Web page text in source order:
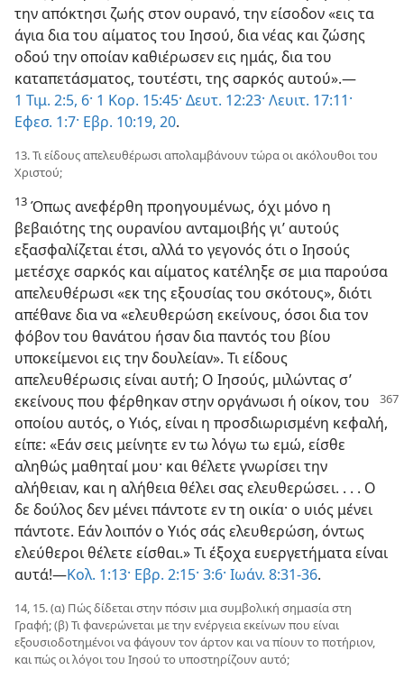
την απόκτησι ζωής στον ουρανό, την είσοδον «εις τα
άγια δια του αίματος του Ιησού, δια νέας και ζώσης
οδού την οποίαν καθιέρωσεν εις ημάς, δια του
καταπετάσματος, τουτέστι, της σαρκός αυτού».—
1 Τιμ. 2:5, 6· 1 Κορ. 15:45· Δευτ. 12:23· Λευιτ. 17:11·
Εφεσ. 1:7· Εβρ. 10:19, 20.
13. Τι είδους απελευθέρωσι απολαμβάνουν τώρα οι ακόλουθοι του
Χριστού;
13 Όπως ανεφέρθη προηγουμένως, όχι μόνο η
βεβαιότης της ουρανίου ανταμοιβής γι’ αυτούς
εξασφαλίζεται έτσι, αλλά το γεγονός ότι ο Ιησούς
μετέσχε σαρκός και αίματος κατέληξε σε μια παρούσα
απελευθέρωσι «εκ της εξουσίας του σκότους», διότι
απέθανε δια να «ελευθερώση εκείνους, όσοι δια τον
φόβον του θανάτου ήσαν δια παντός του βίου
υποκείμενοι εις την δουλείαν». Τι είδους
απελευθέρωσις είναι αυτή; Ο Ιησούς, μιλώντας σ’
εκείνους που φέρθηκαν στην οργάνωσι ή οίκον, του
οποίου αυτός, ο Υιός, είναι η προσδιωρισμένη κεφαλή,
είπε: «Εάν σεις μείνητε εν τω λόγω τω εμώ, είσθε
αληθώς μαθηταί μου· και θέλετε γνωρίσει την
αλήθειαν, και η αλήθεια θέλει σας ελευθερώσει. . . . Ο
δε δούλος δεν μένει πάντοτε εν τη οικία· ο υιός μένει
πάντοτε. Εάν λοιπόν ο Υιός σάς ελευθερώση, όντως
ελεύθεροι θέλετε είσθαι.» Τι έξοχα ευεργετήματα είναι
αυτά!—Κολ. 1:13· Εβρ. 2:15· 3:6· Ιωάν. 8:31-36.
14, 15. (α) Πώς δίδεται στην πόσιν μια συμβολική σημασία στη
Γραφή; (β) Τι φανερώνεται με την ενέργεια εκείνων που είναι
εξουσιοδοτημένοι να φάγουν τον άρτον και να πίουν το ποτήριον,
και πώς οι λόγοι του Ιησού το υποστηρίζουν αυτό;